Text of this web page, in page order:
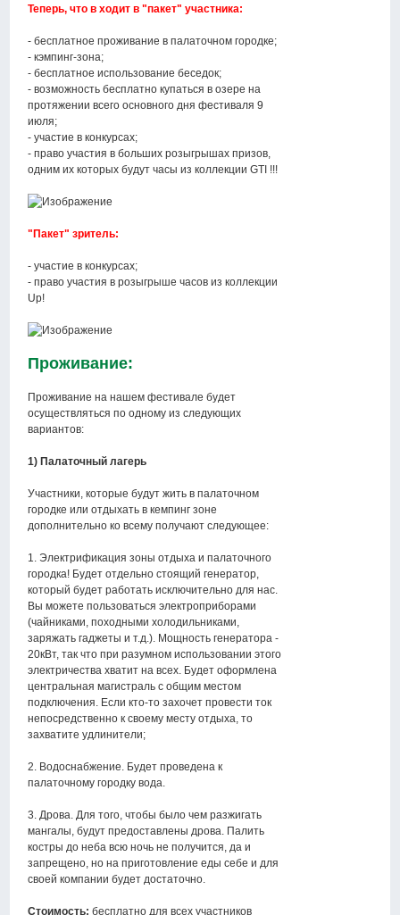
Теперь, что в ходит в "пакет" участника:
- бесплатное проживание в палаточном городке;
- кэмпинг-зона;
- бесплатное использование беседок;
- возможность бесплатно купаться в озере на
протяжении всего основного дня фестиваля 9
июля;
- участие в конкурсах;
- право участия в больших розыгрышах призов,
одним их которых будут часы из коллекции GTI !!!
"Пакет" зритель:
- участие в конкурсах;
- право участия в розыгрыше часов из коллекции
Up!
Проживание:
Проживание на нашем фестивале будет
осуществляться по одному из следующих
вариантов:
1) Палаточный лагерь
Участники, которые будут жить в палаточном
городке или отдыхать в кемпинг зоне
дополнительно ко всему получают следующее:
1. Электрификация зоны отдыха и палаточного
городка! Будет отдельно стоящий генератор,
который будет работать исключительно для нас.
Вы можете пользоваться электроприборами
(чайниками, походными холодильниками,
заряжать гаджеты и т.д.). Мощность генератора -
20кВт, так что при разумном использовании этого
электричества хватит на всех. Будет оформлена
центральная магистраль с общим местом
подключения. Если кто-то захочет провести ток
непосредственно к своему месту отдыха, то
захватите удлинители;
2. Водоснабжение. Будет проведена к
палаточному городку вода.
3. Дрова. Для того, чтобы было чем разжигать
мангалы, будут предоставлены дрова. Палить
костры до неба всю ночь не получится, да и
запрещено, но на приготовление еды себе и для
своей компании будет достаточно.
Стоимость: бесплатно для всех участников